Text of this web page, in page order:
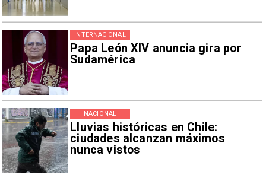
Papa León XIV anuncia gira por
Sudamérica
INTERNACIONAL
Lluvias históricas en Chile:
ciudades alcanzan máximos
nunca vistos
NACIONAL